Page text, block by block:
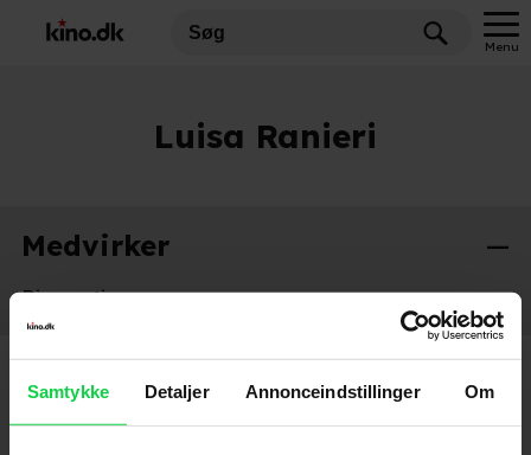
Samtykke Detaljer Annonceindstillinger Om
Menu
Luisa Ranieri
Medvirker
Diamanti 2024